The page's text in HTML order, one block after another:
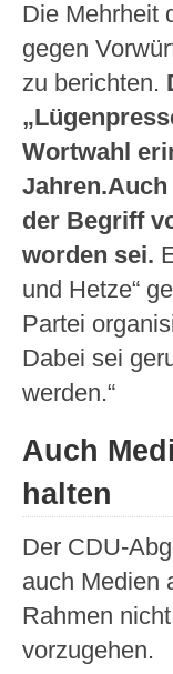
Die Mehrheit
gegen
zu berichten.
Wortwahl
der Begriff
worden sei.
und Hetze“
Partei
Dabei sei
werden.“
Auch
halten
Der CDU-
auch Medien
Rahmen
vorzugehen.